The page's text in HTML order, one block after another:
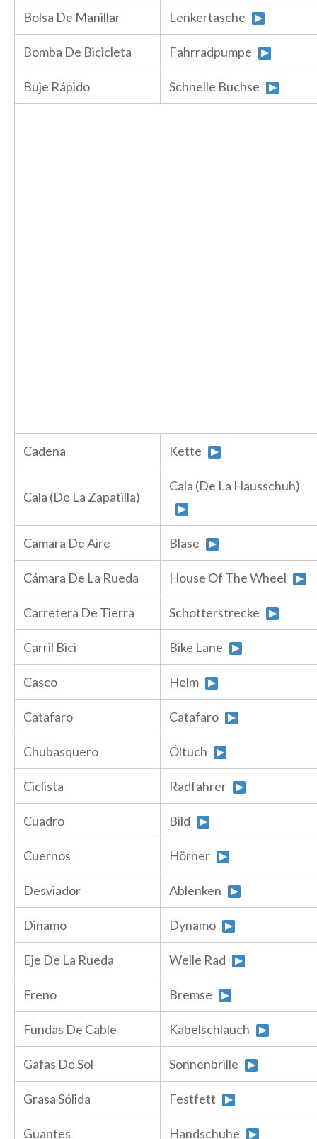
Bolsa De Manillar Lenkertasche
Bomba De Bicicleta Fahrradpumpe
Buje Rápido Schnelle Buchse
Cadena Kette
Cala (De La Zapatilla)
Cala (De La Hausschuh)
Camara De Aire Blase
Cámara De La Rueda House Of The Wheel
Carretera De Tierra Schotterstrecke
Carril Bici Bike Lane
Casco Helm
Catafaro Catafaro
Chubasquero Öltuch
Ciclista Radfahrer
Cuadro Bild
Cuernos Hörner
Desviador Ablenken
Dinamo Dynamo
Eje De La Rueda Welle Rad
Freno Bremse
Fundas De Cable Kabelschlauch
Gafas De Sol Sonnenbrille
Grasa Sólida Festfett
Guantes Handschuhe